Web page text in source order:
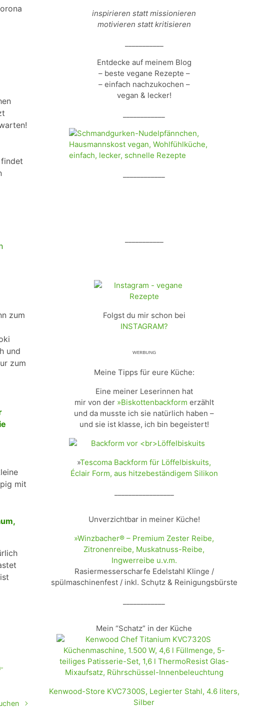
zum
und
zum
mit
inspirieren statt missionieren
motivieren statt kritisieren
Entdecke auf meinem Blog
– beste vegane Rezepte –
– einfach nachzukochen –
vegan & lecker!
Folgst du mir schon bei
INSTAGRAM?
ᵂᴱᴿᴮᵁᴺᴳ
Meine Tipps für eure Küche:
Eine meiner Leserinnen hat
mir von der »Biskottenbackform erzählt
und da musste ich sie natürlich haben –
und sie ist klasse, ich bin begeistert!
»Tescoma Backform für Löffelbiskuits,
Éclair Form, aus hitzebeständigem Silikon
Unverzichtbar in meiner Küche!
»Winzbacher® – Premium Zester Reibe,
Zitronenreibe, Muskatnuss-Reibe,
Ingwerreibe u.v.m.
Rasiermesserscharfe Edelstahl Klinge /
spülmaschinenfest / inkl. Schụtz & Reinigungsbürste
Mein “Schatz” in der Küche
Kenwood-Store KVC7300S, Legierter Stahl, 4.6 liters,
Silber